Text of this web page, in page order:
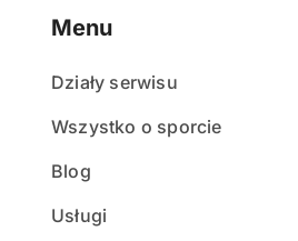
Menu
Działy serwisu
Wszystko o sporcie
Blog
Usługi